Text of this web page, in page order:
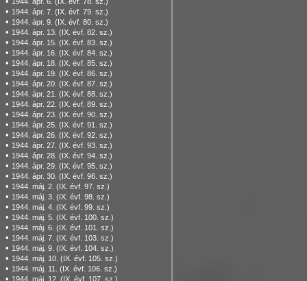
• 1944. ápr. 7. (IX. évf. 79. sz.)
• 1944. ápr. 9. (IX. évf. 80. sz.)
• 1944. ápr. 13. (IX. évf. 82. sz.)
• 1944. ápr. 15. (IX. évf. 83. sz.)
• 1944. ápr. 16. (IX. évf. 84. sz.)
• 1944. ápr. 18. (IX. évf. 85. sz.)
• 1944. ápr. 19. (IX. évf. 86. sz.)
• 1944. ápr. 20. (IX. évf. 87. sz.)
• 1944. ápr. 21. (IX. évf. 88. sz.)
• 1944. ápr. 22. (IX. évf. 89. sz.)
• 1944. ápr. 23. (IX. évf. 90. sz.)
• 1944. ápr. 25. (IX. évf. 91. sz.)
• 1944. ápr. 26. (IX. évf. 92. sz.)
• 1944. ápr. 27. (IX. évf. 93. sz.)
• 1944. ápr. 28. (IX. évf. 94. sz.)
• 1944. ápr. 29. (IX. évf. 95. sz.)
• 1944. ápr. 30. (IX. évf. 96. sz.)
• 1944. máj. 2. (IX. évf. 97. sz.)
• 1944. máj. 3. (IX. évf. 98. sz.)
• 1944. máj. 4. (IX. évf. 99. sz.)
• 1944. máj. 5. (IX. évf. 100. sz.)
• 1944. máj. 6. (IX. évf. 101. sz.)
• 1944. máj. 7. (IX. évf. 103. sz.)
• 1944. máj. 9. (IX. évf. 104. sz.)
• 1944. máj. 10. (IX. évf. 105. sz.)
• 1944. máj. 11. (IX. évf. 106. sz.)
• 1944. máj. 12. (IX. évf. 107. sz.)